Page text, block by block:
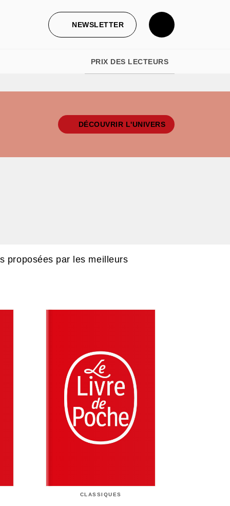
NEWSLETTER
PRIX DES LECTEURS
DÉCOUVRIR L'UNIVERS
proposées par les meilleurs
CLASSIQUES